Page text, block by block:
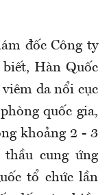
đốc Công ty
Hàn Quốc
da nổi cục
quốc gia,
khoảng 2 - 3
cung ứng
tổ chức lần